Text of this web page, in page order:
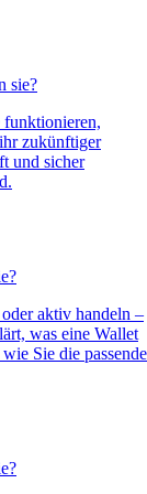
sie?
zukünftiger
und sicher
aktiv handeln –
was eine Wallet
Sie die passende